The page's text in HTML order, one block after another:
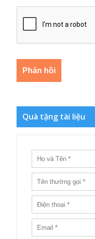
Quà tặng tài liệu